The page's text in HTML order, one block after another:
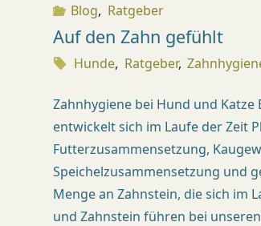
Blog, Ratgeber
Auf den Zahn gefühlt
Hunde, Ratgeber,
Zahnhygiene bei Hund und Katze
entwickelt sich im Laufe der Zeit
Futterzusammensetzung,
Speichelzusammensetzung und
Menge an Zahnstein, die sich im
und Zahnstein führen bei